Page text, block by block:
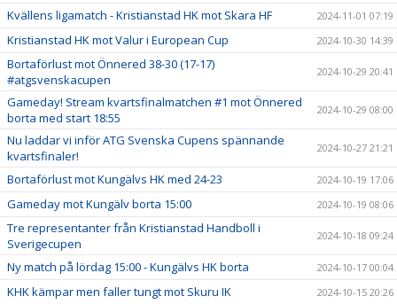
Kvällens ligamatch - Kristianstad HK mot Skara HF 2024-11-01 07:19
Kristianstad HK mot Valur i European Cup 2024-10-30 14:39
Bortaförlust mot Önnered 38-30 (17-17)
#atgsvenskacupen
2024-10-29 20:41
Gameday! Stream kvartsfinalmatchen #1 mot Önnered
borta med start 18:55
2024-10-29 08:00
Nu laddar vi inför ATG Svenska Cupens spännande
kvartsfinaler!
2024-10-27 21:21
Bortaförlust mot Kungälvs HK med 24-23 2024-10-19 17:06
Gameday mot Kungälv borta 15:00 2024-10-19 08:06
Tre representanter från Kristianstad Handboll i
Sverigecupen
2024-10-18 09:24
Ny match på lördag 15:00 - Kungälvs HK borta 2024-10-17 00:04
KHK kämpar men faller tungt mot Skuru IK 2024-10-15 20:26